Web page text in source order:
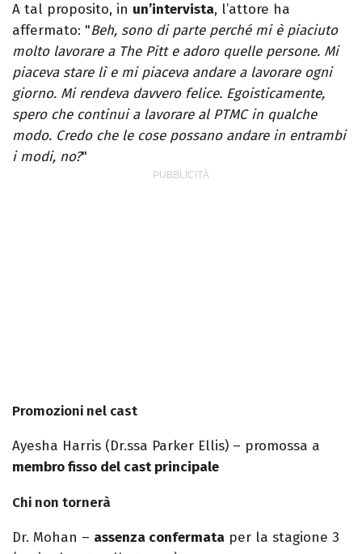
A tal proposito, in un’intervista, l’attore ha
affermato: "Beh, sono di parte perché mi è piaciuto
molto lavorare a The Pitt e adoro quelle persone. Mi
piaceva stare lì e mi piaceva andare a lavorare ogni
giorno. Mi rendeva davvero felice. Egoisticamente,
spero che continui a lavorare al PTMC in qualche
modo. Credo che le cose possano andare in entrambi
i modi, no?"
Promozioni nel cast
Ayesha Harris (Dr.ssa Parker Ellis) – promossa a
membro fisso del cast principale
Chi non tornerà
Dr. Mohan – assenza confermata per la stagione 3